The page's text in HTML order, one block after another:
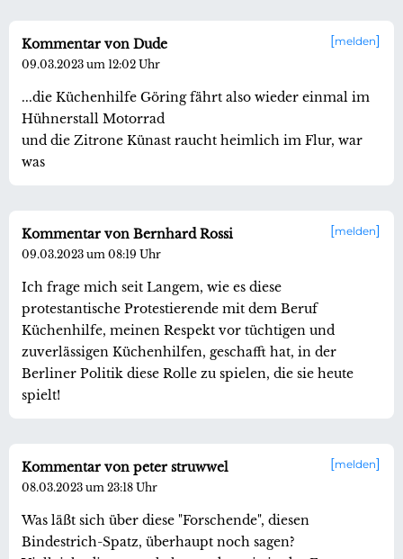
melden
Kommentar von Dude
09.03.2023 um 12:02 Uhr
...die Küchenhilfe Göring fährt also wieder einmal im
Hühnerstall Motorrad
und die Zitrone Künast raucht heimlich im Flur, war
was
melden
Kommentar von Bernhard Rossi
09.03.2023 um 08:19 Uhr
Ich frage mich seit Langem, wie es diese
protestantische Protestierende mit dem Beruf
Küchenhilfe, meinen Respekt vor tüchtigen und
zuverlässigen Küchenhilfen, geschafft hat, in der
Berliner Politik diese Rolle zu spielen, die sie heute
spielt!
melden
Kommentar von peter struwwel
08.03.2023 um 23:18 Uhr
Was läßt sich über diese "Forschende", diesen
Bindestrich-Spatz, überhaupt noch sagen?